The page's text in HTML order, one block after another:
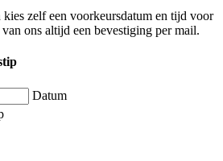
zelf een voorkeursdatum en tijd voor
ons altijd een bevestiging per mail.
Datum